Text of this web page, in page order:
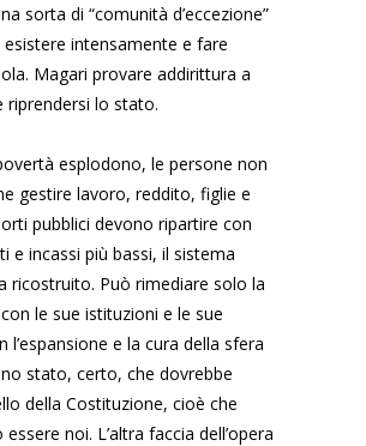
sorta di “comunità d’eccezione”
esistere intensamente e fare
Magari provare addirittura a
riprendersi lo stato.
esplodono, le persone non
gestire lavoro, reddito, figlie e
pubblici devono ripartire con
e incassi più bassi, il sistema
ricostruito. Può rimediare solo la
le sue istituzioni e le sue
l’espansione e la cura della sfera
stato, certo, che dovrebbe
della Costituzione, cioè che
noi. L’altra faccia dell’opera